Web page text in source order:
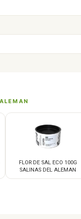
FLOR DE SAL ECO 100G
SALINAS DEL ALEMAN